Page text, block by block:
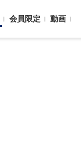
会員限定 動画